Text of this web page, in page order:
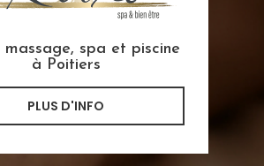
massage, spa et piscine
à Poitiers
PLUS D'INFO